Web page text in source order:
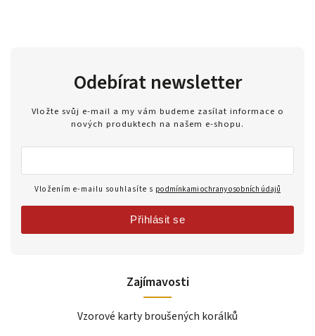
Zajímavosti
Vzorové karty broušených korálků
Odebírat newsletter
Vložte svůj e-mail a my vám budeme zasílat informace o
nových produktech na našem e-shopu.
Vložením e-mailu souhlasíte s podmínkami ochrany osobních údajů
Přihlásit se